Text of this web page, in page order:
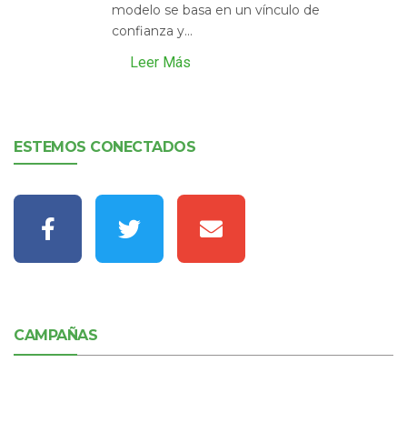
modelo se basa en un vínculo de
confianza y...
Leer Más
ESTEMOS CONECTADOS
CAMPAÑAS